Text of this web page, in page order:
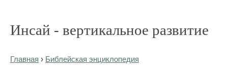
Инсай - вертикальное развитие
Главная › Библейская энциклопедия